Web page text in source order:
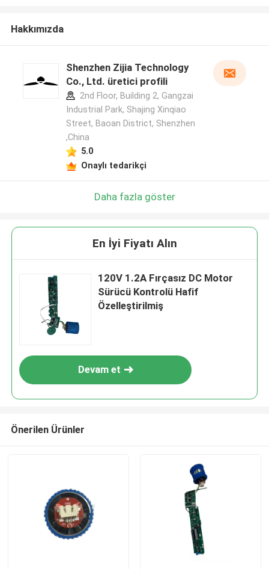
Hakkımızda
Shenzhen Zijia Technology
Co., Ltd. üretici profili
2nd Floor, Building 2, Gangzai
Industrial Park, Shajing Xinqiao
Street, Baoan District, Shenzhen
,China
5.0
Onaylı tedarikçi
Daha fazla göster
En İyi Fiyatı Alın
120V 1.2A Fırçasız DC Motor
Sürücü Kontrolü Hafif
Özelleştirilmiş
Devam et
Önerilen Ürünler